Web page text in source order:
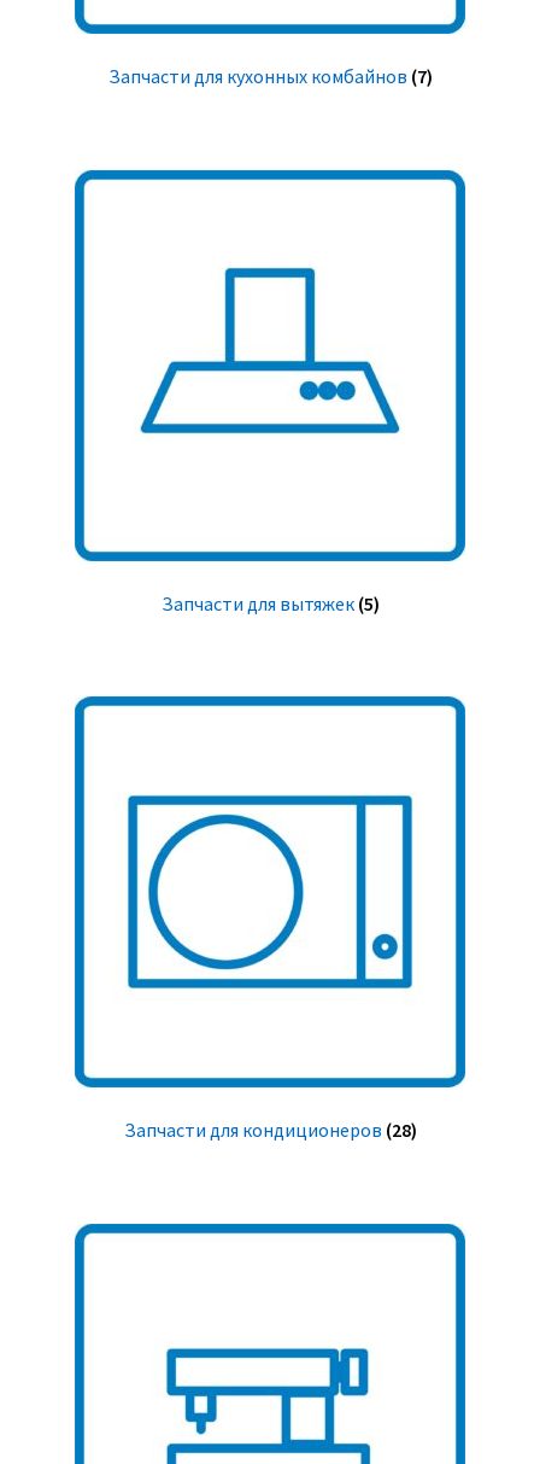
Запчасти для кухонных комбайнов (7)
Запчасти для вытяжек (5)
Запчасти для кондиционеров (28)